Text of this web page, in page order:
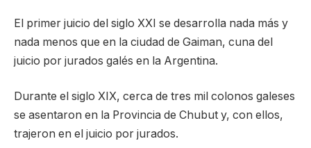
El primer juicio del siglo XXI se desarrolla nada más y
nada menos que en la ciudad de Gaiman, cuna del
juicio por jurados galés en la Argentina.
Durante el siglo XIX, cerca de tres mil colonos galeses
se asentaron en la Provincia de Chubut y, con ellos,
trajeron en el juicio por jurados.